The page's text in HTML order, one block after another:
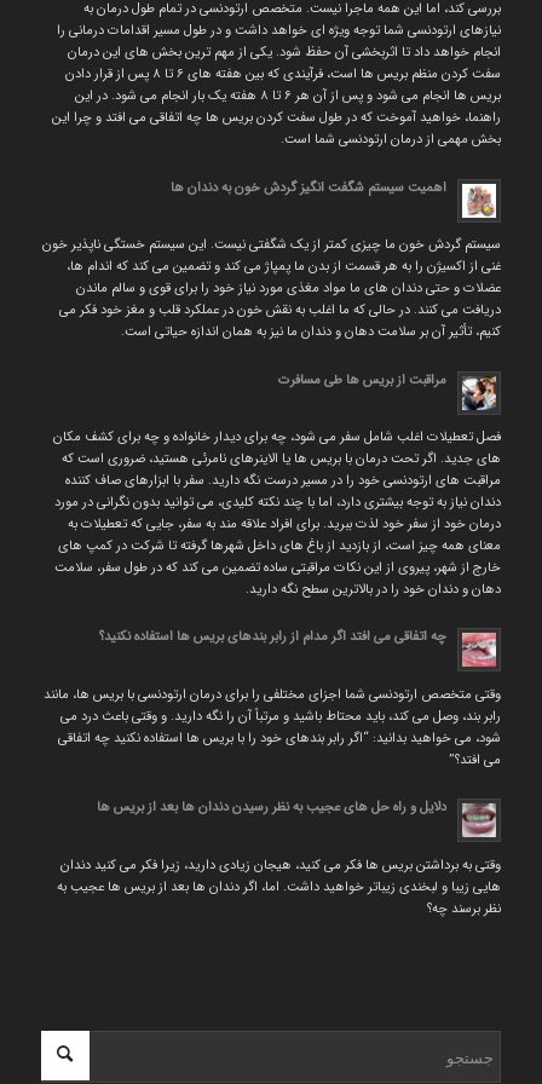
بررسی کند، اما این همه ماجرا نیست. متخصص ارتودنسی در تمام طول درمان به
نیازهای ارتودنسی شما توجه ویژه ای خواهد داشت و در طول مسیر اقدامات درمانی را
انجام خواهد داد تا اثربخشی آن حفظ شود. یکی از مهم ترین بخش های این درمان
سفت کردن منظم بریس ها است، فرآیندی که بین هفته های ۶ تا ۸ پس از قرار دادن
بریس ها انجام می شود و پس از آن هر ۶ تا ۸ هفته یک بار انجام می شود. در این
راهنما، خواهید آموخت که در طول سفت کردن بریس ها چه اتفاقی می افتد و چرا این
بخش مهمی از درمان ارتودنسی شما است.
اهمیت سیستم شگفت انگیز گردش خون به دندان ها
سیستم گردش خون ما چیزی کمتر از یک شگفتی نیست. این سیستم خستگی ناپذیر خون
غنی از اکسیژن را به هر قسمت از بدن ما پمپاژ می کند و تضمین می کند که اندام ها،
عضلات و حتی دندان های ما مواد مغذی مورد نیاز خود را برای قوی و سالم ماندن
دریافت می کنند. در حالی که ما اغلب به نقش خون در عملکرد قلب و مغز خود فکر می
کنیم، تأثیر آن بر سلامت دهان و دندان ما نیز به همان اندازه حیاتی است.
مراقبت از بریس ها طی مسافرت
فصل تعطیلات اغلب شامل سفر می شود، چه برای دیدار خانواده و چه برای کشف مکان
های جدید. اگر تحت درمان با بریس ها یا الاینرهای نامرئی هستید، ضروری است که
مراقبت های ارتودنسی خود را در مسیر درست نگه دارید. سفر با ابزارهای صاف کننده
دندان نیاز به توجه بیشتری دارد، اما با چند نکته کلیدی، می توانید بدون نگرانی در مورد
درمان خود از سفر خود لذت ببرید. برای افراد علاقه مند به سفر، جایی که تعطیلات به
معنای همه چیز است، از بازدید از باغ های داخل شهرها گرفته تا شرکت در کمپ های
خارج از شهر، پیروی از این نکات مراقبتی ساده تضمین می کند که در طول سفر، سلامت
دهان و دندان خود را در بالاترین سطح نگه دارید.
چه اتفاقی می افتد اگر مدام از رابر بندهای بریس ها استفاده نکنید؟
وقتی متخصص ارتودنسی شما اجزای مختلفی را برای درمان ارتودنسی با بریس ها، مانند
رابر بند، وصل می کند، باید محتاط باشید و مرتباً آن را نگه دارید. و وقتی باعث درد می
شود، می خواهید بدانید: “اگر رابر بندهای خود را با بریس ها استفاده نکنید چه اتفاقی
می افتد؟”
دلایل و راه حل های عجیب به نظر رسیدن دندان ها بعد از بریس ها
وقتی به برداشتن بریس ها فکر می کنید، هیجان زیادی دارید، زیرا فکر می کنید دندان
هایی زیبا و لبخندی زیباتر خواهید داشت. اما، اگر دندان ها بعد از بریس ها عجیب به
نظر برسند چه؟